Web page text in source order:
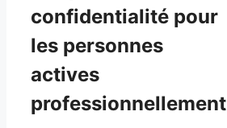
confidentialité pour
les personnes
actives
professionnellement